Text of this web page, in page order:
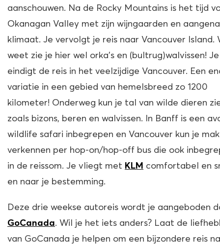
aanschouwen. Na de Rocky Mountains is het tijd
Okanagan Valley met zijn wijngaarden en
klimaat. Je vervolgt je reis naar Vancouver Island.
weet zie je hier wel orka’s en (bultrug)walvissen! Je
eindigt de reis in het veelzijdige Vancouver. Een
variatie in een gebied van hemelsbreed zo 1200
kilometer! Onderweg kun je tal van wilde dieren
zoals bizons, beren en walvissen. In Banff is een
wildlife safari inbegrepen en Vancouver kun je
verkennen per hop-on/hop-off bus die ook
in de reissom. Je vliegt met KLM comfortabel en
en naar je bestemming.
Deze drie weekse autoreis wordt je aangeboden
GoCanada. Wil je het iets anders? Laat de
van GoCanada je helpen om een bijzondere reis